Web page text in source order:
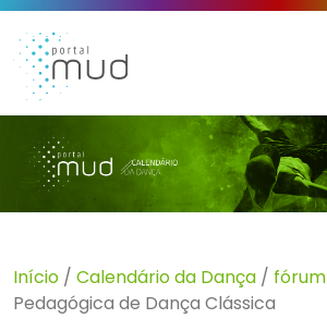
Início / Calendário da Dança / fórum
Pedagógica de Dança Clássica